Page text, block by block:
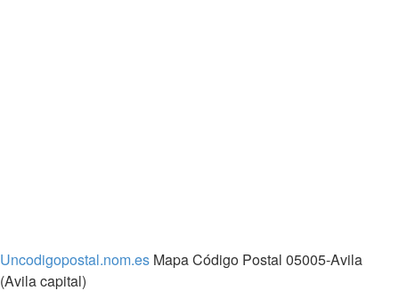
Uncodigopostal.nom.es Mapa Código Postal 05005-Avila
(Avila capital)